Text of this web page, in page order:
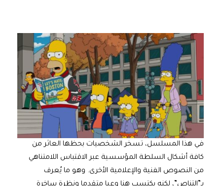
في هذا المسلسل، تسخر الشخصيات بحظها العاثر من
كافة أشكال السلطة المؤسسية عبر الاقتباس اللامتناهي
من النصوص الفنية والإعلامية الأخرى. وهو ما يُعرف